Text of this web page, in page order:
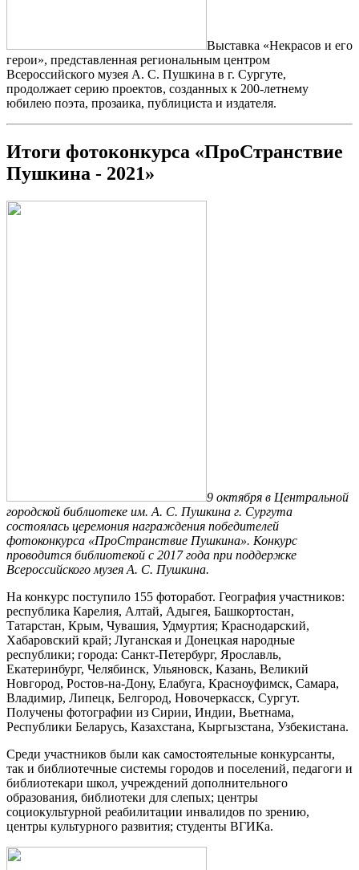
Выставка «Некрасов и его
герои», представленная региональным центром
Всероссийского музея А. С. Пушкина в г. Сургуте,
продолжает серию проектов, созданных к 200-летнему
юбилею поэта, прозаика, публициста и издателя.
Итоги фотоконкурса «ПроСтранствие
Пушкина - 2021»
9 октября в Центральной
городской библиотеке им. А. С. Пушкина г. Сургута
состоялась церемония награждения победителей
фотоконкурса «ПроСтранствие Пушкина». Конкурс
проводится библиотекой с 2017 года при поддержке
Всероссийского музея А. С. Пушкина.
На конкурс поступило 155 фоторабот. География участников:
республика Карелия, Алтай, Адыгея, Башкортостан,
Татарстан, Крым, Чувашия, Удмуртия; Краснодарский,
Хабаровский край; Луганская и Донецкая народные
республики; города: Санкт-Петербург, Ярославль,
Екатеринбург, Челябинск, Ульяновск, Казань, Великий
Новгород, Ростов-на-Дону, Елабуга, Красноуфимск, Самара,
Владимир, Липецк, Белгород, Новочеркасск, Сургут.
Получены фотографии из Сирии, Индии, Вьетнама,
Республики Беларусь, Казахстана, Кыргызстана, Узбекистана.
Среди участников были как самостоятельные конкурсанты,
так и библиотечные системы городов и поселений, педагоги и
библиотекари школ, учреждений дополнительного
образования, библиотеки для слепых; центры
социокультурной реабилитации инвалидов по зрению,
центры культурного развития; студенты ВГИКа.